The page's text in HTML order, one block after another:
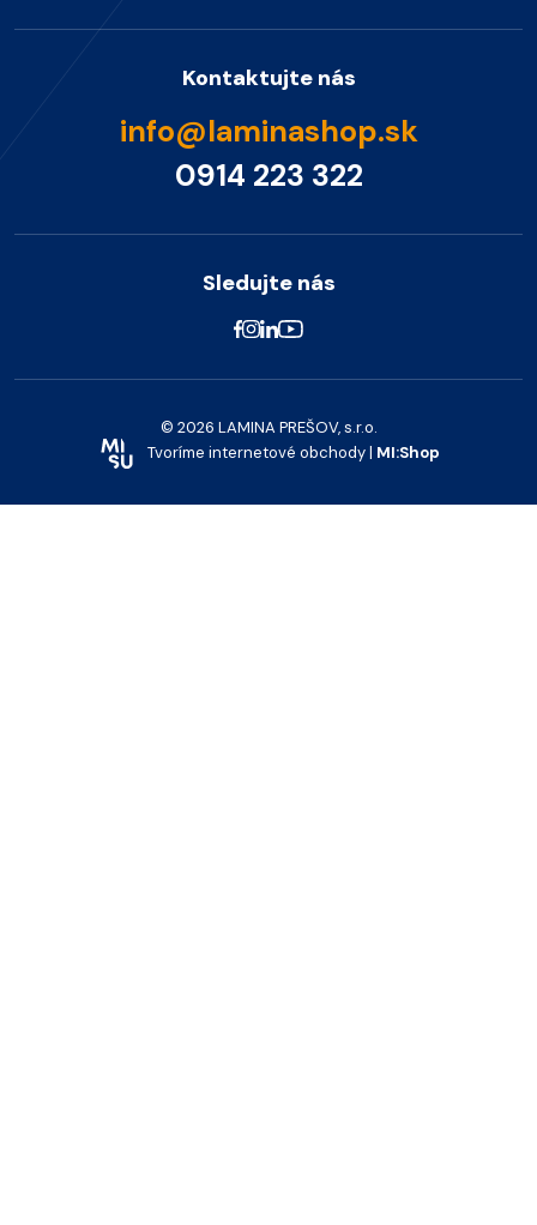
Kontaktujte nás
info@laminashop.sk
0914 223 322
Sledujte nás
© 2026 LAMINA PREŠOV, s.r.o.
Tvoríme internetové obchody | MI:Shop